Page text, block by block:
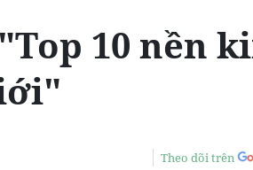
10 nền
Theo dõi trên